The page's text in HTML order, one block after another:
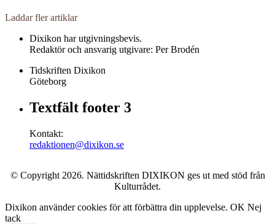
Laddar fler artiklar
Dixikon har utgivningsbevis.
Redaktör och ansvarig utgivare: Per Brodén
Tidskriften Dixikon
Göteborg
Textfält footer 3
Kontakt:
redaktionen@dixikon.se
© Copyright 2026. Nättidskriften DIXIKON ges ut med stöd från
Kulturrådet.
Dixikon använder cookies för att förbättra din upplevelse. OK Nej
tack